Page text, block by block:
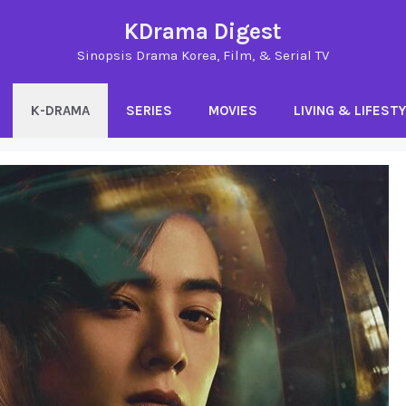
KDrama Digest
Sinopsis Drama Korea, Film, & Serial TV
K-DRAMA SERIES MOVIES LIVING &